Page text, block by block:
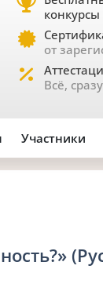
конкурсы
от
Всё,
Участники